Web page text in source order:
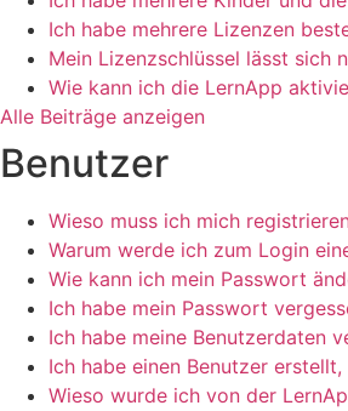
Ich habe mehrere Lizenzen
Mein Lizenzschlüssel lässt sich
Wie kann ich die LernApp
Alle Beiträge anzeigen
Benutzer
Wieso muss ich mich
Warum werde ich zum Login
Wie kann ich mein Passwort
Ich habe mein Passwort
Ich habe meine Benutzerdaten
Ich habe einen Benutzer
Wieso wurde ich von der